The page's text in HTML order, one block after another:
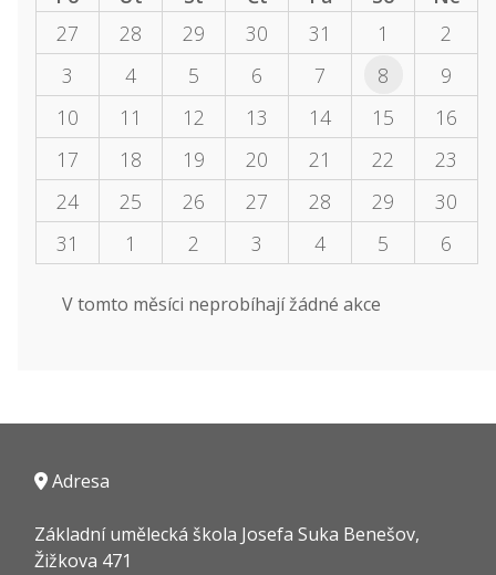
27
28 29 30 31 1
2
3
4 5 6 7 8
9
10
11 12 13 14 15
16
17
18 19 20 21 22
23
24
25 26 27 28 29
30
31
1 2 3 4 5 6
V tomto měsíci neprobíhají žádné akce
Adresa
Základní umělecká škola Josefa Suka Benešov,
Žižkova 471